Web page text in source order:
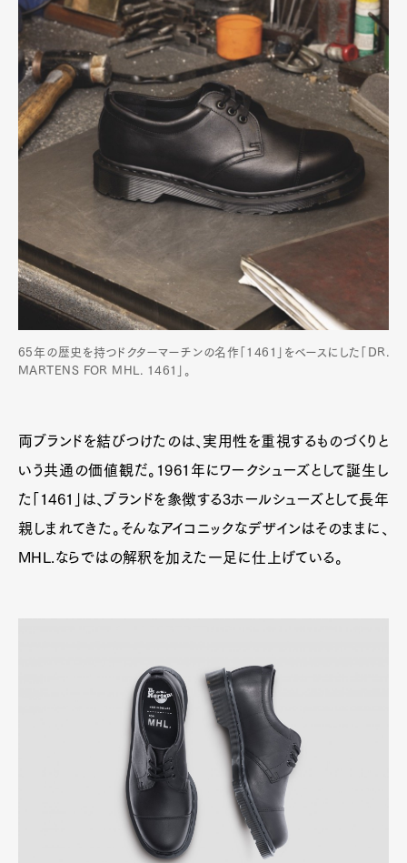
65年の歴史を持つドクターマーチンの名作「1461」をベースにした「DR.
MARTENS FOR MHL. 1461」。
両ブランドを結びつけたのは、実用性を重視するものづくりと
いう共通の価値観だ。1961年にワークシューズとして誕生し
た「1461」は、ブランドを象徴する3ホールシューズとして長年
親しまれてきた。そんなアイコニックなデザインはそのままに、
MHL.ならではの解釈を加えた一足に仕上げている。